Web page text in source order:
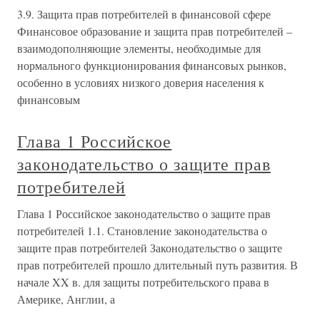
3.9. Защита прав потребителей в финансовой сфере
Финансовое образование и защита прав потребителей –
взаимодополняющие элементы, необходимые для
нормального функционирования финансовых рынков,
особенно в условиях низкого доверия населения к
финансовым
Глава 1 Российское
законодательство о защите прав
потребителей
Глава 1 Российское законодательство о защите прав
потребителей 1.1. Становление законодательства о
защите прав потребителей Законодательство о защите
прав потребителей прошло длительный путь развития. В
начале XX в. для защиты потребительского права в
Америке, Англии, а